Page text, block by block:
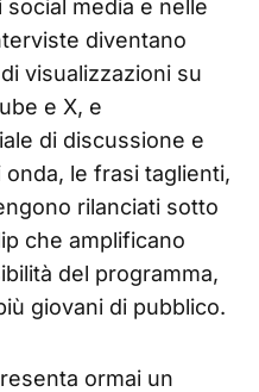
media e nelle
diventano
visualizzazioni su
e X, e
di discussione e
le frasi taglienti,
rilanciati sotto
che amplificano
del programma,
giovani di pubblico.
ormai un